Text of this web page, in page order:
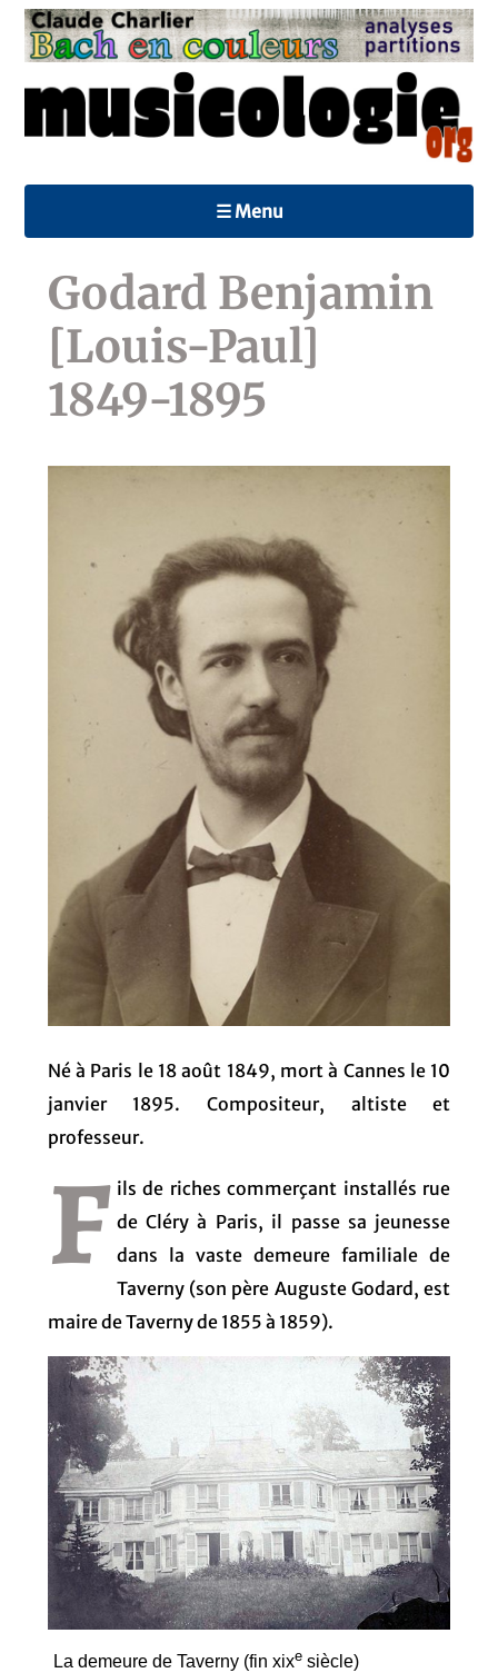
☰ Menu
Godard Benjamin
[Louis-Paul]
1849-1895
Né à Paris le 18 août 1849, mort à Cannes le 10
janvier 1895. Compositeur, altiste et
professeur.
F ils de riches commerçant installés rue
de Cléry à Paris, il passe sa jeunesse
dans la vaste demeure familiale de
Taverny (son père Auguste Godard, est
maire de Taverny de 1855 à 1859).
La demeure de Taverny (fin xixesiècle)